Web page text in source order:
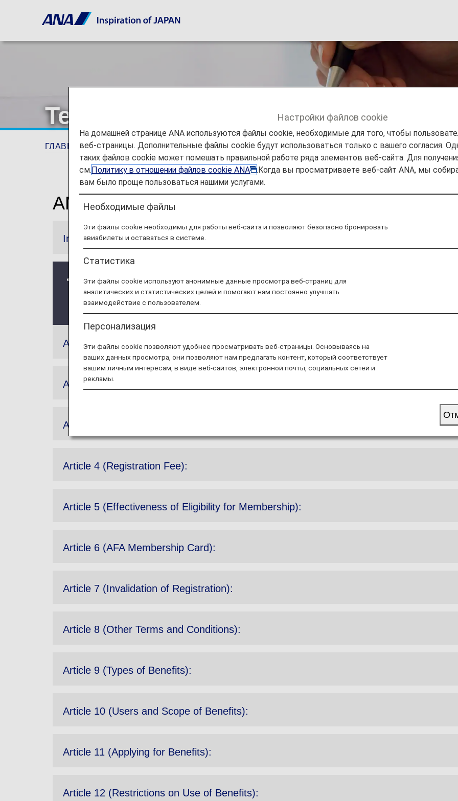
Terms and Conditions
ГЛАВНАЯ СТРАНИЦА ANA Mileage Club AMC Family Account Service Terms and Conditions
AMC Family Account Service Terms and
Information
These ANA Mileage Club Family Account Service Terms and Conditions apply to flights
see here for the ANA Mileage Club Family Account Service Terms and Conditions for
.
Article 1 (General Terms):
Article 2 (Use of the Service, Terms of Membership):
Article 3 (Registration Method):
Article 4 (Registration Fee):
Article 5 (Effectiveness of Eligibility for Membership):
Article 6 (AFA Membership Card):
Article 7 (Invalidation of Registration):
Article 8 (Other Terms and Conditions):
Article 9 (Types of Benefits):
Article 10 (Users and Scope of Benefits):
Article 11 (Applying for Benefits):
Article 12 (Restrictions on Use of Benefits):
Настройки файлов cookie
На домашней странице ANA используются файлы cookie, необходимые для того, чтобы
веб-страницы. Дополнительные файлы cookie будут использоваться только с вашего согласия.
таких файлов cookie может помешать правильной работе ряда элементов веб-сайта. Для
см.Политику в отношении файлов cookie ANA
.Когда вы просматриваете веб-сайт ANA, мы
вам было проще пользоваться нашими услугами.
Необходимые файлы
Эти файлы cookie необходимы для работы веб-сайта и позволяют безопасно бронировать
авиабилеты и оставаться в системе.
Статистика
Эти файлы cookie используют анонимные данные просмотра веб-страниц для
аналитических и статистических целей и помогают нам постоянно улучшать
взаимодействие с пользователем.
Персонализация
Эти файлы cookie позволяют удобнее просматривать веб-страницы. Основываясь на
ваших данных просмотра, они позволяют нам предлагать контент, который соответствует
вашим личным интересам, в виде веб-сайтов, электронной почты, социальных сетей и
рекламы.